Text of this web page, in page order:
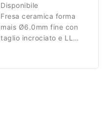
Disponibile
Fresa ceramica forma
mais Ø6.0mm fine con
taglio incrociato e LL
materiale.